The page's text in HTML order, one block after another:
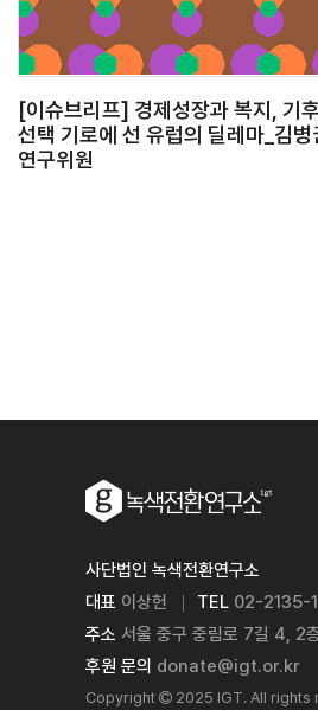
[이슈브리프] 경제성장과 복지, 기
선택 기로에 선 유럽의 딜레마_김병
연구위원
사단법인 녹색전환연구소
대표 이상헌 TEL 02-2135-
주소 서울 중구 중림로 7길 4, 2
후원 문의 donate@igt.or.kr
Copyright 2025 IGT. All rights